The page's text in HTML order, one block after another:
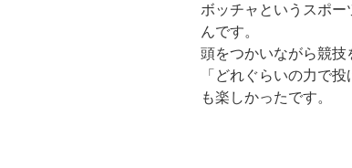
ボッチャというスポ
んです。
頭をつかいながら競技
「どれぐらいの力で
も楽しかったです。